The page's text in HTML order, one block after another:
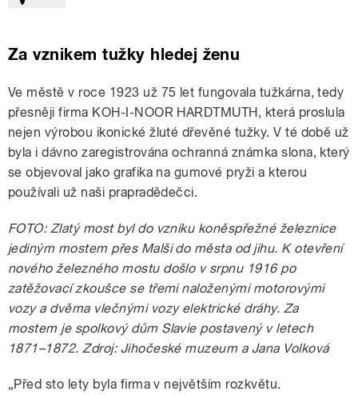
Za vznikem tužky hledej ženu
Ve městě v roce 1923 už 75 let fungovala tužkárna, tedy
přesněji firma KOH-I-NOOR HARDTMUTH, která proslula
nejen výrobou ikonické žluté dřevěné tužky. V té době už
byla i dávno zaregistrována ochranná známka slona, který
se objevoval jako grafika na gumové pryži a kterou
používali už naši prapradědečci.
FOTO: Zlatý most byl do vzniku koněspřežné železnice
jediným mostem přes Malši do města od jihu. K otevření
nového železného mostu došlo v srpnu 1916 po
zatěžovací zkoušce se třemi naloženými motorovými
vozy a dvěma vlečnými vozy elektrické dráhy. Za
mostem je spolkový dům Slavie postavený v letech
1871–1872. Zdroj: Jihočeské muzeum a Jana Volková
„Před sto lety byla firma v největším rozkvětu.